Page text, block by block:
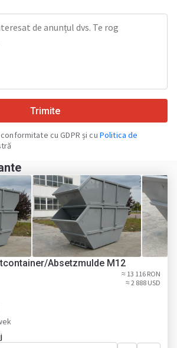
Trimite
cu GDPR și cu Politica de
Absetzmulde M12
≈ 13 116 RON
≈ 2 888 USD